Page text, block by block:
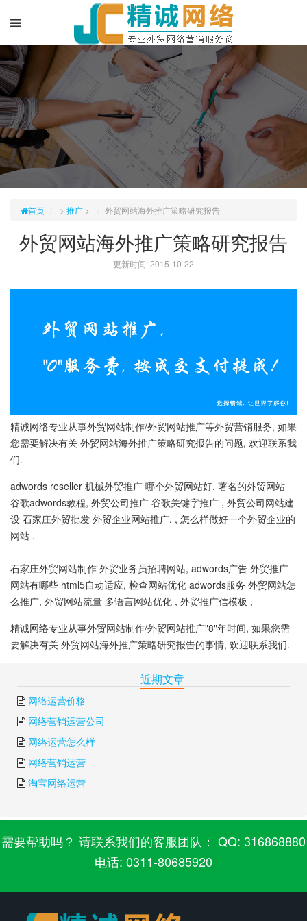
首页 > 推广 > 外贸网站海外推广策略研究报告
外贸网站海外推广策略研究报告
更新时间: 2015-10-22
精诚网络专业从事外贸网站制作/外贸网站推广等外贸营销服务, 如果
您需要解决有关 外贸网站海外推广策略研究报告的问题, 欢迎联系我
们.
adwords reseller 机械外贸推广 哪个外贸网站好, 著名的外贸网站
谷歌adwords教程, 外贸公司推广 谷歌关键字推广 , 外贸公司网站建
设 石家庄外贸批发 外贸企业网站推广, , 怎么样做好一个外贸企业的
网站 .
石家庄外贸网站制作 外贸业务员招聘网站, adwords广告 外贸推广
网站有哪些 html5自动适应, 检查网站优化 adwords服务 外贸网站怎
么推广, 外贸网站流量 多语言网站优化 , 外贸推广信模板 ,
精诚网络专业从事外贸网站制作/外贸网站推广"8"年时间, 如果您需
要解决有关 外贸网站海外推广策略研究报告的事情, 欢迎联系我们.
近期文章
网络运营价格
网络营销运营公司
网络运营怎么样
网络营销运营
淘宝网络运营
需要帮助吗？ 请联系我们的客服团队： QQ: 316868880
电话: 0311-80685920